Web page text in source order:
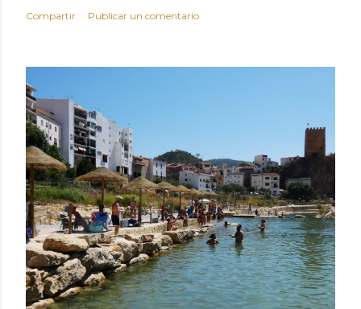
Compartir Publicar un comentario